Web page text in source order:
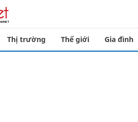
Thị trường Thế giới Gia đình